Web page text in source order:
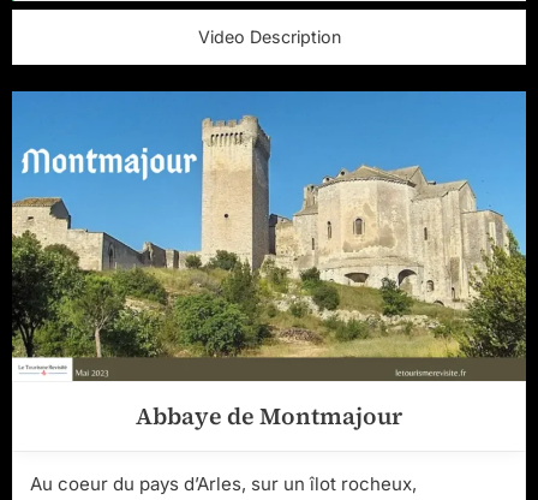
Video Description
Abbaye de Montmajour
Au coeur du pays d’Arles, sur un îlot rocheux,